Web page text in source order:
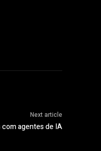
Next article
agentes de IA